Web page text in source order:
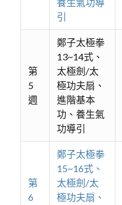
引
第
5
週
鄭子太極拳
13~14式、
太極劍/太
極功夫扇、
進階基本
功、養生氣
功導引
第
6
鄭子太極拳
15~16式、
太極劍/太
極功夫扇、